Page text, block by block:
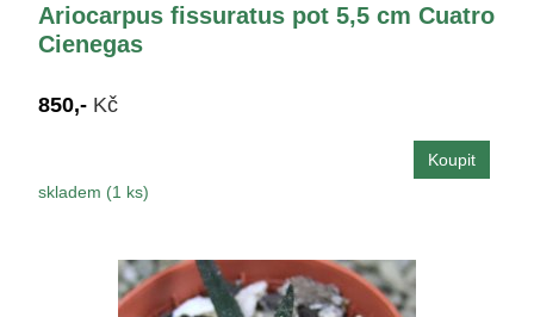
Ariocarpus fissuratus pot 5,5 cm Cuatro
Cienegas
850,- Kč
skladem (1 ks)